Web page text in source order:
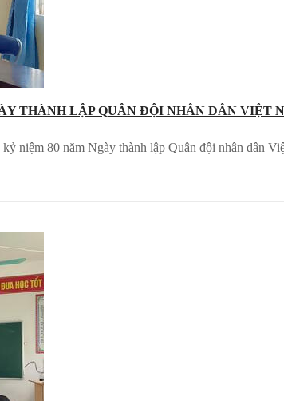
LẬP QUÂN ĐỘI NHÂN DÂN VIỆT
niệm 80 năm Ngày thành lập Quân đội nhân dân